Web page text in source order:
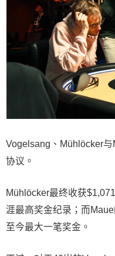
Vogelsang、Mühlöcker
协议。
Mühlöcker最终收获
涯最高奖金纪录；而
至今最大一笔奖金。